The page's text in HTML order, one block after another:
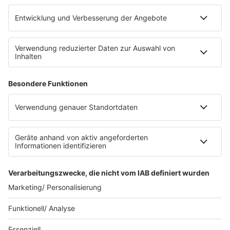
E-Bikes über eine Photovoltaikanlage auf dem …
Impressum
Datenschutzerklärung
Datenschutzeinstellungen
Radioplayer